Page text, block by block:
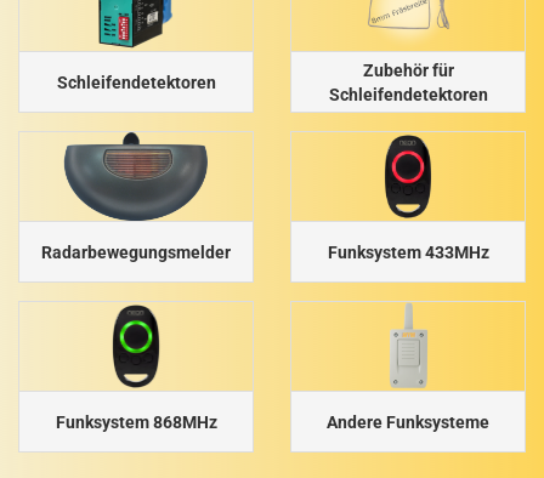
Schleifendetektoren
Zubehör für
Schleifendetektoren
Radarbewegungsmelder Funksystem 433MHz
Funksystem 868MHz Andere Funksysteme